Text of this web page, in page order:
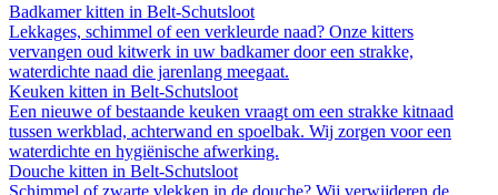
Badkamer kitten in Belt-Schutsloot
Lekkages, schimmel of een verkleurde naad? Onze kitters
vervangen oud kitwerk in uw badkamer door een strakke,
waterdichte naad die jarenlang meegaat.
Keuken kitten in Belt-Schutsloot
Een nieuwe of bestaande keuken vraagt om een strakke kitnaad
tussen werkblad, achterwand en spoelbak. Wij zorgen voor een
waterdichte en hygiënische afwerking.
Douche kitten in Belt-Schutsloot
Schimmel of zwarte vlekken in de douche? Wij verwijderen de